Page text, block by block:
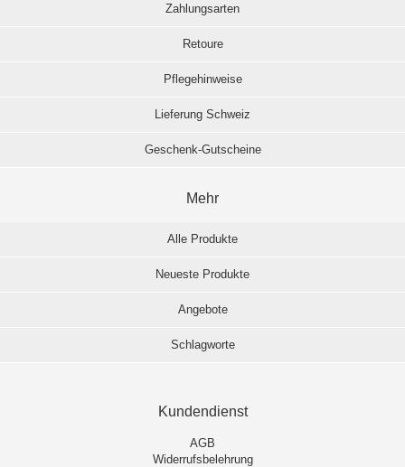
Zahlungsarten
Retoure
Pflegehinweise
Lieferung Schweiz
Geschenk-Gutscheine
Mehr
Alle Produkte
Neueste Produkte
Angebote
Schlagworte
Kundendienst
AGB
Widerrufsbelehrung